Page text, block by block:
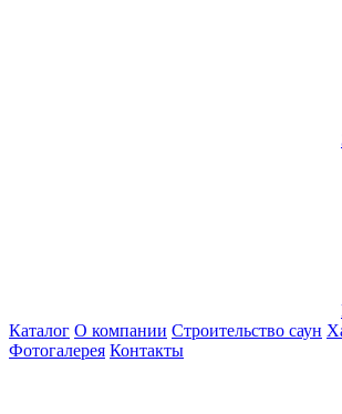
Каталог О компании Строительство саун
Фотогалерея Контакты